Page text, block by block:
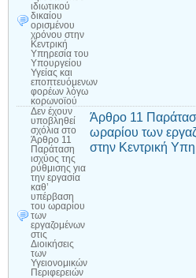
ιδιωτικού
δικαίου
ορισμένου
χρόνου στην
Κεντρική
Υπηρεσία του
Υπουργείου
Υγείας και
εποπτευόμενων
φορέων λόγω
κορωνοϊού
Δεν έχουν
υποβληθεί
σχόλια στο
Άρθρο 11
Παράταση
ισχύος της
ρύθμισης για
την εργασία
καθ’
υπέρβαση
του ωραρίου
των
εργαζομένων
στις
Διοικήσεις
των
Υγειονομικών
Περιφερειών
Άρθρο 11
ωραρίου των
στην Κεντρική